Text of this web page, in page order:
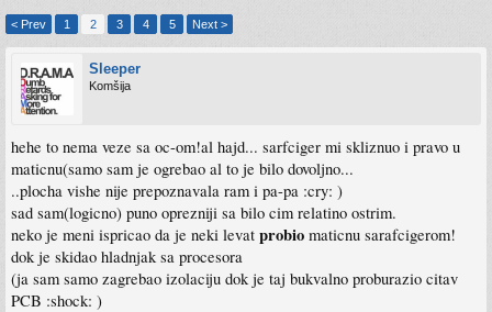
< Prev 1 2 3 4 5 Next >
Sleeper
Komšija
hehe to nema veze sa oc-om!al hajd... sarfciger mi skliznuo i pravo u
maticnu(samo sam je ogrebao al to je bilo dovoljno...
..plocha vishe nije prepoznavala ram i pa-pa :cry: )
sad sam(logicno) puno oprezniji sa bilo cim relatino ostrim.
neko je meni ispricao da je neki levat probio maticnu sarafcigerom!
dok je skidao hladnjak sa procesora
(ja sam samo zagrebao izolaciju dok je taj bukvalno proburazio citav
PCB :shock: )